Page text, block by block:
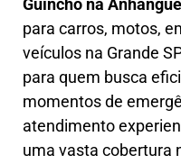
Guincho na
para carros, motos,
veículos na Grande
para quem busca
momentos de
atendimento
uma vasta cobertura